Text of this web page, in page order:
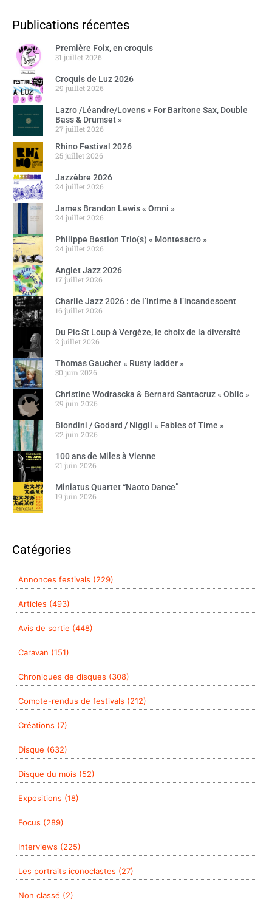
Publications récentes
Première Foix, en croquis
31 juillet 2026
Croquis de Luz 2026
29 juillet 2026
Lazro /Léandre/Lovens « For Baritone Sax, Double
Bass & Drumset »
27 juillet 2026
Rhino Festival 2026
25 juillet 2026
Jazzèbre 2026
24 juillet 2026
James Brandon Lewis « Omni »
24 juillet 2026
Philippe Bestion Trio(s) « Montesacro »
24 juillet 2026
Anglet Jazz 2026
17 juillet 2026
Charlie Jazz 2026 : de l’intime à l’incandescent
16 juillet 2026
Du Pic St Loup à Vergèze, le choix de la diversité
2 juillet 2026
Thomas Gaucher « Rusty ladder »
30 juin 2026
Christine Wodrascka & Bernard Santacruz « Oblic »
29 juin 2026
Biondini / Godard / Niggli « Fables of Time »
22 juin 2026
100 ans de Miles à Vienne
21 juin 2026
Miniatus Quartet “Naoto Dance”
19 juin 2026
Catégories
Annonces festivals (229)
Articles (493)
Avis de sortie (448)
Caravan (151)
Chroniques de disques (308)
Compte-rendus de festivals (212)
Créations (7)
Disque (632)
Disque du mois (52)
Expositions (18)
Focus (289)
Interviews (225)
Les portraits iconoclastes (27)
Non classé (2)